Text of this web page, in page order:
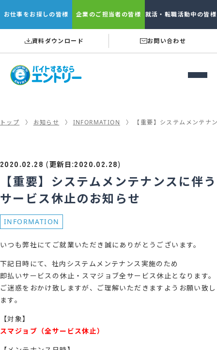
お仕事をお探しの皆様 企業のご担当者の皆様 就活・転職活動中の皆様
資料ダウンロード お問い合わせ
トップ お知らせ INFORMATION 【重要】システムメンテナ
2020.02.28 (更新日 :2020.02.28)
【重要】システムメンテナンスに伴う
サービス休止のお知らせ
INFORMATION
いつも弊社にてご就業いただき誠にありがとうございます。
下記日時にて、社内システムメンテナンス実施のため
即払いサービスの休止・スマジョブ全サービス休止となります。
ご迷惑をおかけ致しますが、ご理解いただきますようお願い致し
ます。
【対象】
スマジョブ（全サービス休止）